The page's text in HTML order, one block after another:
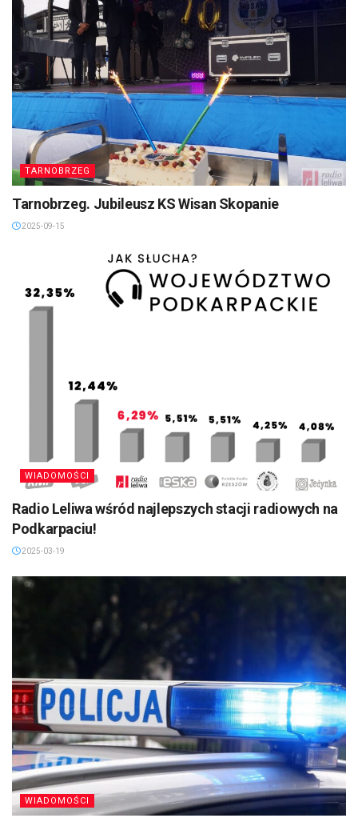
TARNOBRZEG
Tarnobrzeg. Jubileusz KS Wisan Skopanie
2025-09-15
WIADOMOŚCI
Radio Leliwa wśród najlepszych stacji radiowych na
Podkarpaciu!
2025-03-19
WIADOMOŚCI